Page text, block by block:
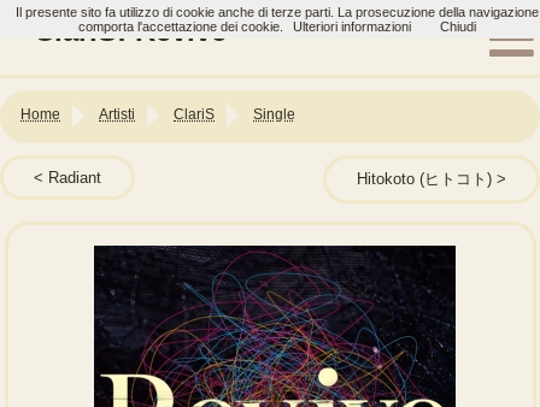
ClariS: Revive
Home Artisti ClariS Single
Radiant Hitokoto (ヒトコト)
Il presente sito fa utilizzo di cookie anche di terze parti. La prosecuzione della navigazione
comporta l'accettazione dei cookie.
Ulteriori informazioni Chiudi